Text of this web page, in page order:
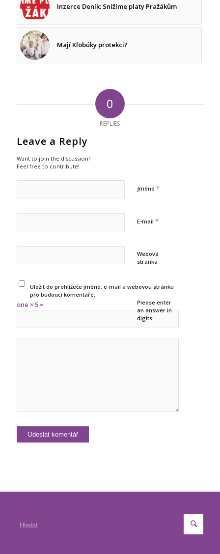
Inzerce Deník: Snížíme platy Pražákům
Mají Klobúky protekci?
0
REPLIES
Leave a Reply
Want to join the discussion?
Feel free to contribute!
Jméno *
E-mail *
Webová
stránka
Uložit do prohlížeče jméno, e-mail a webovou stránku
pro budoucí komentáře.
Please enter
an answer in
digits:
one × 5 =